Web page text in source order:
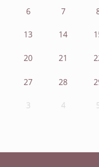
6 7
13 14
20 21
27 28
3 4